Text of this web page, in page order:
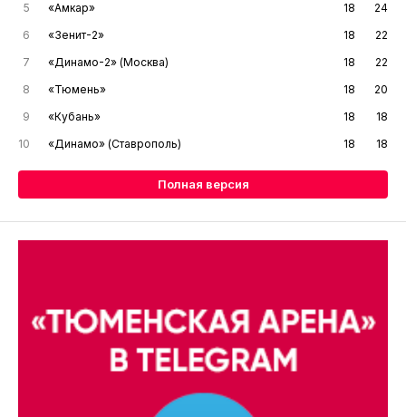
5
«Амкар» 18
24
6
«Зенит-2» 18
22
7
«Динамо-2» (Москва) 18
22
8
«Тюмень» 18
20
9
«Кубань» 18
18
10
«Динамо» (Ставрополь) 18 18
Полная версия